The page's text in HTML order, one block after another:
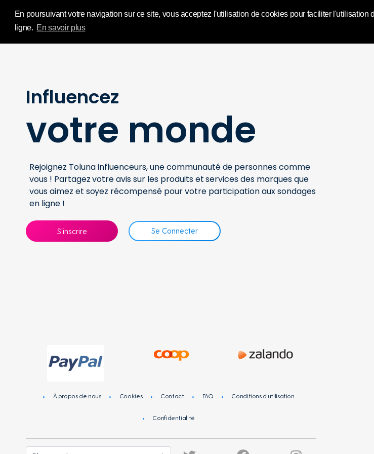
En poursuivant votre navigation sur ce site, vous acceptez l'utilisation de cookies pour faciliter
ligne. En savoir plus
Influence Your World |
Influencez
votre monde
Rejoignez Toluna Influenceurs, une communauté de personnes comme
vous ! Partagez votre avis sur les produits et services des marques que
vous aimez et soyez récompensé pour votre participation aux sondages
en ligne !
S'inscrire Se Connecter
À propos de nous Cookies Contact FAQ Conditions d'utilisation
Confidentialité